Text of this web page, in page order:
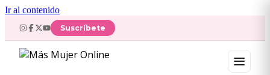
Ir al contenido
Suscríbete